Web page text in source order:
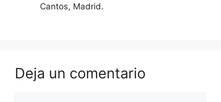
Cantos, Madrid.
Deja un comentario